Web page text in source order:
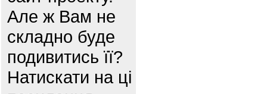
Але ж Вам не
складно буде
подивитись її?
Натискати на ці